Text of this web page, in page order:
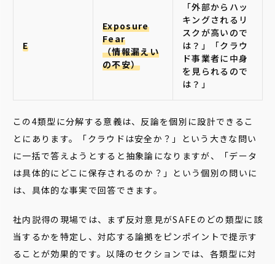
E
Exposure
Fear
（情報漏えい
の不安）
「外部からハッ
キングされるリ
スクが高いので
は？」「クラウ
ド事業者に中身
を見られるので
は？」
この4類型に分解する意義は、反論を個別に設計できるこ
とにあります。「クラウドは安全か？」という大きな問い
に一括で答えようとすると抽象論になりますが、「データ
は具体的にどこに保存されるのか？」という個別の問いに
は、具体的な事実で回答できます。
社内説得の現場では、まず反対意見がSAFEのどの類型に該
当するかを特定し、対応する論拠をピンポイントで提示す
ることが効果的です。以降のセクションでは、各類型に対